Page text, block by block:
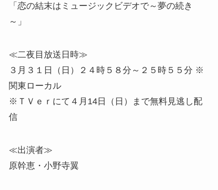
「恋の結末はミュージックビデオで～夢の続き
～」
≪二夜目放送日時≫
３月３１日（日）２４時５８分～２５時５５分 ※
関東ローカル
※ＴＶｅｒにて４月14日（日）まで無料見逃し配
信
≪出演者≫
原幹恵・小野寺翼